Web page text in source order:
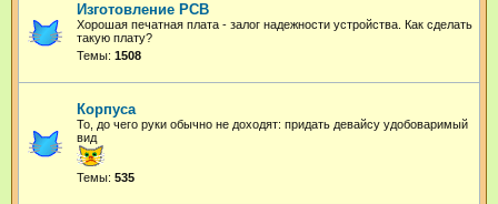
Изготовление PCB
Хорошая печатная плата - залог надежности устройства. Как сделать
такую плату?
Темы: 1508
Корпуса
То, до чего руки обычно не доходят: придать девайсу удобоваримый
вид
Темы: 535